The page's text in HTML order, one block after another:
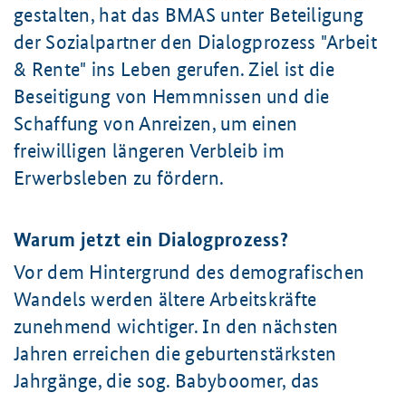
gestalten, hat das BMAS unter Beteiligung
der Sozialpartner den Dialogprozess "Arbeit
& Rente" ins Leben gerufen. Ziel ist die
Beseitigung von Hemmnissen und die
Schaffung von Anreizen, um einen
freiwilligen längeren Verbleib im
Erwerbsleben zu fördern.
Warum jetzt ein Dialogprozess?
Vor dem Hintergrund des demografischen
Wandels werden ältere Arbeitskräfte
zunehmend wichtiger. In den nächsten
Jahren erreichen die geburtenstärksten
Jahrgänge, die sog. Babyboomer, das